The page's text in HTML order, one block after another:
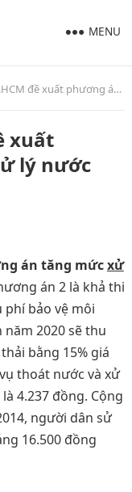
MENU
án tăng mức xử lý nước thải lên 5%
xuất
lý nước
án tăng mứcxử
án 2 là khả thi
phí bảo vệ môi
2020 sẽ thu
bằng 15% giá
thoát nước và xử
4.237 đồng. Cộng
người dân sử
16.500 đồng